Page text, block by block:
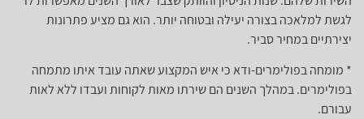
לגשת למלאכה בצורה יעילה ובטוחה יותר. הוא גם מציע פתרונות
יצירתיים במחיר סביר.
* מומחה בפולימרים-ודא כי איש המקצוע שאתה עובד איתו מתמחה
בפולימרים. במהלך השנים הם שירתו מאות לקוחות ועבדו ללא לאות
עבורם.